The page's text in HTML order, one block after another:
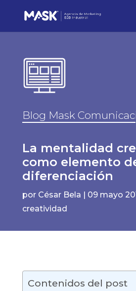
Blog Mask
La mentalidad
como elemento
diferenciación
por César Bela 09 mayo
creatividad
Contenidos del post